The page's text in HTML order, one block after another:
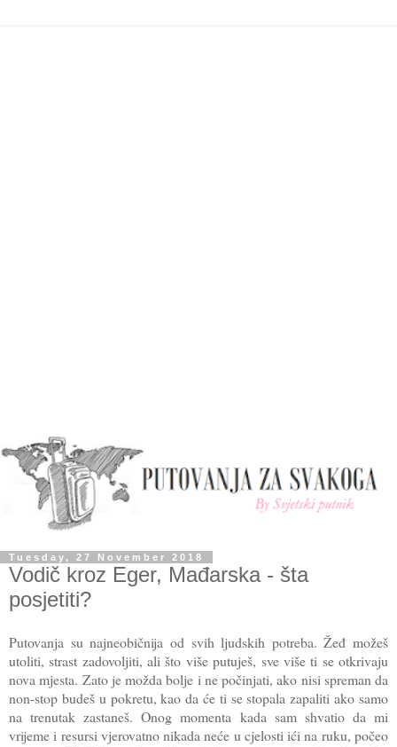
Tuesday, 27 November 2018
Vodič kroz Eger, Mađarska - šta
posjetiti?
Putovanja su najneobičnija od svih ljudskih potreba. Žeđ možeš
utoliti, strast zadovoljiti, ali što više putuješ, sve više ti se otkrivaju
nova mjesta. Zato je možda bolje i ne počinjati, ako nisi spreman da
non-stop budeš u pokretu, kao da će ti se stopala zapaliti ako samo
na trenutak zastaneš. Onog momenta kada sam shvatio da mi
vrijeme i resursi vjerovatno nikada neće u cjelosti ići na ruku, počeo